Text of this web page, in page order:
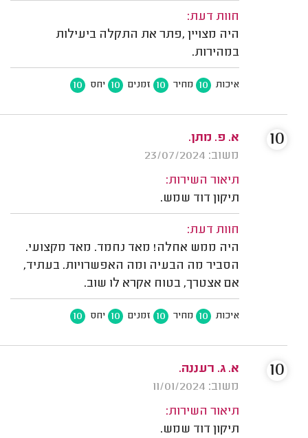
חוות דעת:
היה מצויין ,פתר את התקלה ביעילות
במהירות.
איכות 10 מחיר 10 זמנים 10 יחס 10
א. פ. מתן.
משוב: 23/07/2024
תיאור השירות:
תיקון דוד שמש.
חוות דעת:
היה ממש אחלה! מאד נחמד. מאד מקצועי.
הסביר מה הבעיה ומה האפשרויות. בעתיד,
אם אצטרך, בטוח אקרא לו שוב.
איכות 10 מחיר 10 זמנים 10 יחס 10
10
א. ג. רעננה.
משוב: 11/01/2024
תיאור השירות:
תיקון דוד שמש.
10